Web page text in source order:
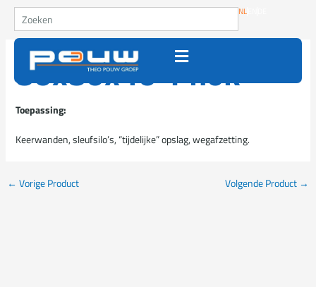
Ga naar de inhoud
Zoeken NL
80x80x40 1 nok
Toepassing:
Keerwanden, sleufsilo’s, “tijdelijke” opslag, wegafzetting.
← Vorige Product Volgende Product →